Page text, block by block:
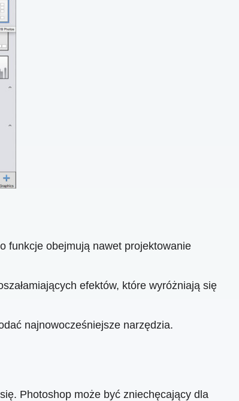
funkcje obejmują nawet projektowanie
efektów, które wyróżniają się
najnowocześniejsze narzędzia.
Photoshop może być zniechęcający dla